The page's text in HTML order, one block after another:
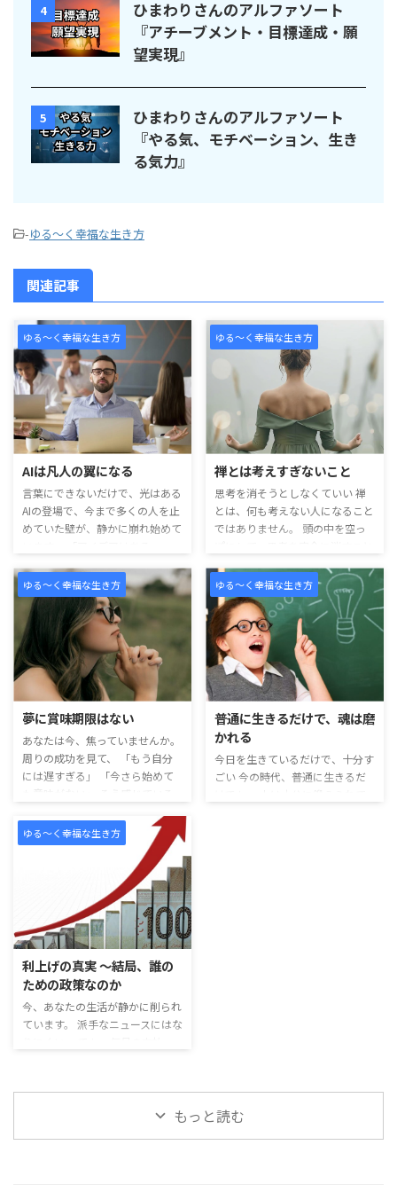
4
ひまわりさんのアルファソート
『アチーブメント・目標達成・願
望実現』
5
ひまわりさんのアルファソート
『やる気、モチベーション、生き
る気力』
-ゆる～く幸福な生き方
関連記事
ゆる～く幸福な生き方
AIは凡人の翼になる
言葉にできないだけで、光はある
AIの登場で、今まで多くの人を止
めていた壁が、静かに崩れ始めて
る」 「でも、文章にできない」
「言葉にすると、うまくまとまら
ない」 そう感じて、表現するこ
とを最初からあきらめてしまう人
は少なくありません。 けれど、
それは才能がないからではありま
せん。 ただ最後の一歩である
「言語化」の部分が、大きな壁に
なっていただけなのです。 頭の中
には光がある。 でも、その光を
外に出す出口が見つからない。
まるで、宝石を持っているの ...
ゆる～く幸福な生き方
禅とは考えすぎないこと
思考を消そうとしなくていい 禅
とは、何も考えない人になること
ではありません。 頭の中を空っ
れば、いろいろ考えます。 仕事
のこと。 人間関係のこと。 将来
のお金のこと。 過去の失敗のこ
と。 考えが浮かぶのは、自然な
ことです。 問題は、考えること
そのものではありません。 その
思考に、心ごと飲み込まれてしま
うことです。 雲が空に浮かぶよ
うに、思考も心に浮かびます。
でも、雲は空そのものではありま
せん。 同じように、思考はあな
た自身ではないのです。 ミス ...
ゆる～く幸福な生き方
夢に賞味期限はない
あなたは今、焦っていませんか。
周りの成功を見て、 「もう自分
には遅すぎる」 「今さら始めて
も意味がない」 そう感じている
さい。 人生には、誰かが決めた
締切などありません。 学校のチ
ャイムのように、 「はい、ここ
までです」と鳴るベルはないので
す。 夢に、賞味期限はありませ
ん。 「もう遅い」は、誰かが作
った思い込み 私たちは、いつの
間にか年齢で自分を縛っていま
す。 20代で成功しなければ遅
い。 30代で安定していなければ
不安。 40代、50代になったら、
もう挑戦は難しい。 そん ...
ゆる～く幸福な生き方
普通に生きるだけで、魂は磨
かれる
今日を生きているだけで、十分す
ごい 今の時代、普通に生きるだ
ゆる～く幸福な生き方
利上げの真実 〜結局、誰の
ための政策なのか
今、あなたの生活が静かに削られ
ています。 派手なニュースにはな
いてくるものがあります。 それ
が「金利の引き上げ」です。 利
もっと読む